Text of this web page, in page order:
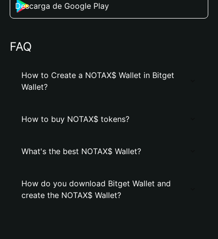
Descarga de Google Play
FAQ
How to Create a NOTAX$ Wallet in Bitget
Wallet?
How to buy NOTAX$ tokens?
What's the best NOTAX$ Wallet?
How do you download Bitget Wallet and
create the NOTAX$ Wallet?